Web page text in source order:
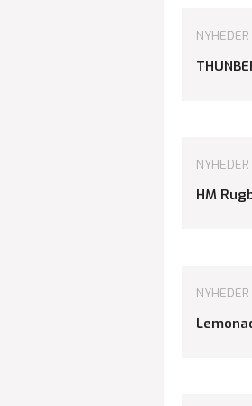
NYHEDER
NYHEDER
HM
NYHEDER